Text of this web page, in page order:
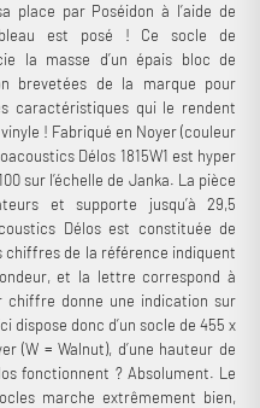
par Poséidon à l’aide de
est posé ! Ce socle de
la masse d’un épais bloc de
brevetées de la marque pour
caractéristiques qui le rendent
! Fabriqué en Noyer (couleur
Délos 1815W1 est hyper
sur l’échelle de Janka. La pièce
et supporte jusqu’à 29,5
Délos est constituée de
chiffres de la référence indiquent
et la lettre correspond à
chiffre donne une indication sur
dispose donc d’un socle de 455 x
(W = Walnut), d’une hauteur de
fonctionnent ? Absolument. Le
marche extrêmement bien,